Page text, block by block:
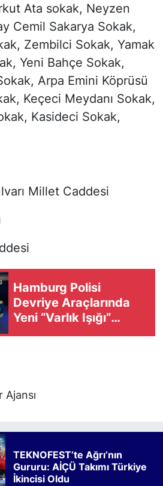
Ata sokak, Neyzen
Cemil Sakarya Sokak,
Zembilci Sokak, Yamak
Yeni Bahçe Sokak,
Arpa Emini Köprüsü
Keçeci Meydanı Sokak,
Kasideci Sokak,
Millet Caddesi
Hamburg Polisi
Devriye Araçlarında
Yeni “Varlık Işığı”
Ajansı
TEKNOFEST’te Ağrı’nın
Gururu: AİÇÜ Takımı Türkiye
İkincisi Oldu